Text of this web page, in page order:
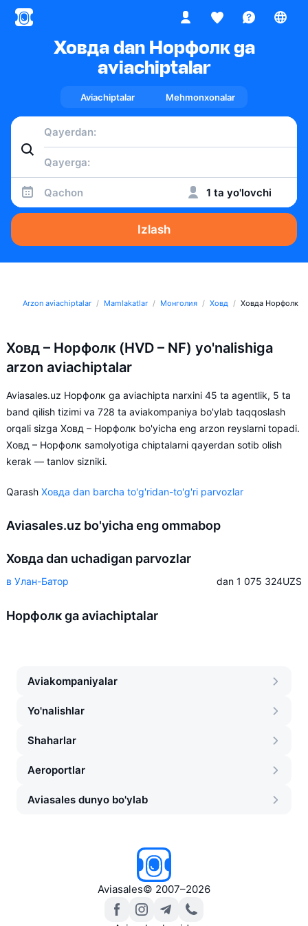
Ховда dan Норфолк ga
aviachiptalar
Aviachiptalar Mehmonxonalar
Qachon 1 ta yo'lovchi
Izlash
Arzon aviachiptalar Mamlakatlar Монголия Ховд Ховда Норфолк
Ховд – Норфолк (HVD – NF) yo'nalishiga
arzon aviachiptalar
Aviasales.uz Норфолк ga aviachipta narxini 45 ta agentlik, 5 ta
band qilish tizimi va 728 ta aviakompaniya bo'ylab taqqoslash
orqali sizga Ховд – Норфолк bo'yicha eng arzon reyslarni topadi.
Ховд – Норфолк samolyotiga chiptalarni qayerdan sotib olish
kerak — tanlov sizniki.
Qarash Ховда dan barcha to'g'ridan-to'g'ri parvozlar
Aviasales.uz bo'yicha eng ommabop
Ховда dan uchadigan parvozlar
в Улан-Батор dan 1 075 324UZS
Норфолк ga aviachiptalar
Aviakompaniyalar
Yo'nalishlar
Shaharlar
Aeroportlar
Aviasales dunyo bo'ylab
Aviasales© 2007–2026